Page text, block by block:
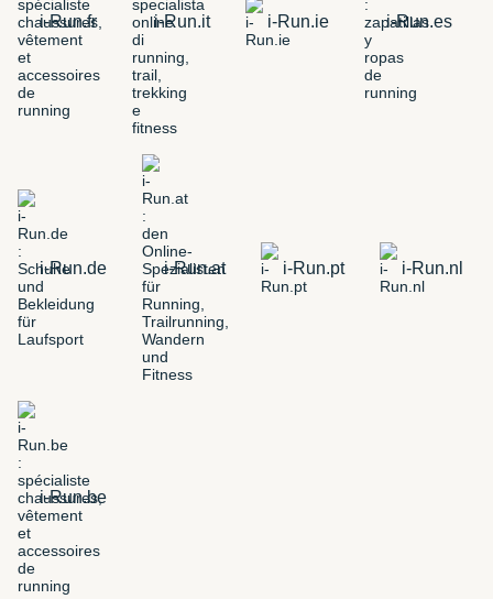
i-Run.fr i-Run.it i-Run.ie i-Run.es
i-Run.de i-Run.at i-Run.pt i-Run.nl
i-Run.be